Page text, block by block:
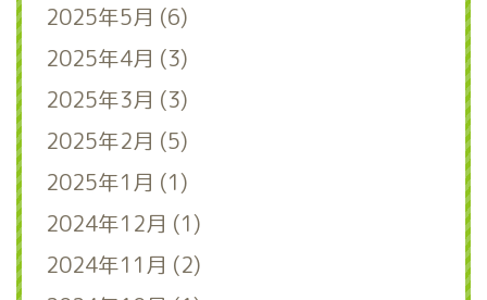
2025年5月 (6)
2025年4月 (3)
2025年3月 (3)
2025年2月 (5)
2025年1月 (1)
2024年12月 (1)
2024年11月 (2)